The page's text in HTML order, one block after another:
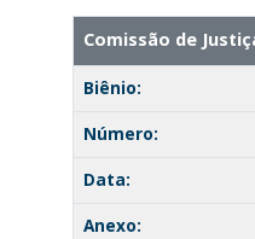
Comissão de
Biênio:
Número:
Data:
Anexo: